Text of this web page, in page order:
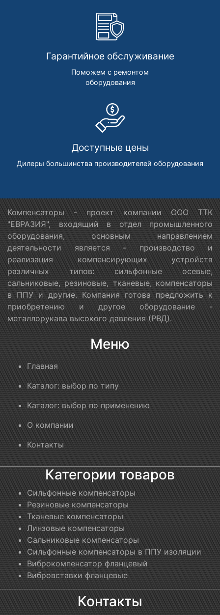
Гарантийное обслуживание
Поможем с ремонтом
оборудования
Доступные цены
Дилеры большинства производителей оборудования
Компенсаторы - проект компании ООО ТТК
"ЕВРАЗИЯ", входящий в отдел промышленного
оборудования, основным направлением
деятельности является - производство и
реализация компенсирующих устройств
различных типов: сильфонные осевые,
сальниковые, резиновые, тканевые, компенсаторы
в ППУ и другие. Компания готова предложить к
приобретению и другое оборудование -
металлорукава высокого давления (РВД).
Меню
Главная
Каталог: выбор по типу
Каталог: выбор по применению
О компании
Контакты
Категории товаров
Сильфонные компенсаторы
Резиновые компенсаторы
Тканевые компенсаторы
Линзовые компенсаторы
Сальниковые компенсаторы
Сильфонные компенсаторы в ППУ изоляции
Виброкомпенсатор фланцевый
Вибровставки фланцевые
Контакты